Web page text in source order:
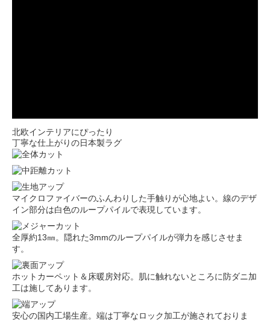
北欧インテリアにぴったり
丁寧な仕上がりの日本製ラグ
マイクロファイバーのふんわりした手触りが心地よい。線のデザ
イン部分は白色のループパイルで表現しています。
全厚約13㎜。隠れた3mmのループパイルが弾力を感じさせま
す。
ホットカーペット＆床暖房対応。肌に触れないところに防ダニ加
工は施してあります。
安心の国内工場生産。端は丁寧なロック加工が施されておりま